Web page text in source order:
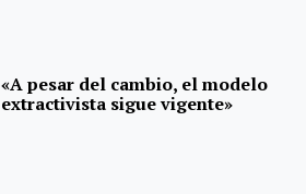
«A pesar del cambio, el modelo
extractivista sigue vigente»